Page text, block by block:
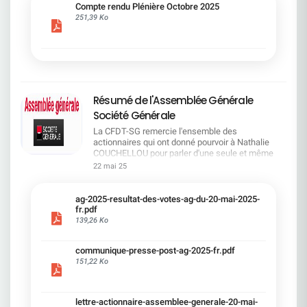
cadre du dialogue social.Bonne lecture !
Compte rendu Plénière Octobre 2025
251,39 Ko
Résumé de l'Assemblée Générale
Société Générale
La CFDT-SG remercie l'ensemble des
actionnaires qui ont donné pourvoir à Nathalie
COUCHELLOU pour parler d'une seule et même
voix.L'assemblée Générale s'est ouverte avec 4
souligné la forte amélioration en 2024 de tous les
facteurs financiers et le premier trimestre 2025
encourageant.Le Directeur Général, Slawomir
solide. Etre une banque simple et intégrée. Etre
une banque efficace. Etre une banque rentable. Le
22 mai 25
ag-2025-resultat-des-votes-ag-du-20-mai-2025-
fr.pdf
139,26 Ko
communique-presse-post-ag-2025-fr.pdf
151,22 Ko
lettre-actionnaire-assemblee-generale-20-mai-